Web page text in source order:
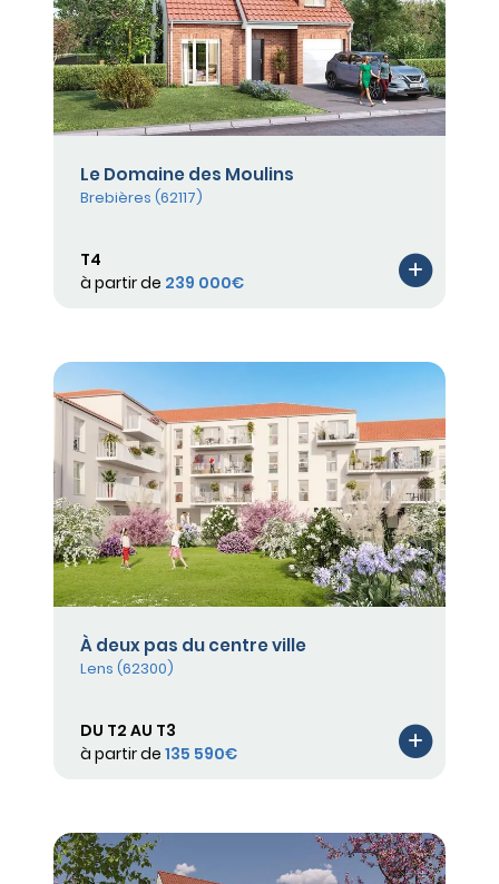
Le Domaine des Moulins
Brebières (62117)
T4
à partir de 239 000€
À deux pas du centre ville
Lens (62300)
DU T2 AU T3
à partir de 135 590€